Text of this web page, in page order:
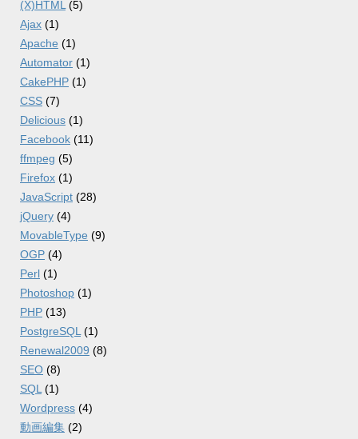
(X)HTML (5)
Ajax (1)
Apache (1)
Automator (1)
CakePHP (1)
CSS (7)
Delicious (1)
Facebook (11)
ffmpeg (5)
Firefox (1)
JavaScript (28)
jQuery (4)
MovableType (9)
OGP (4)
Perl (1)
Photoshop (1)
PHP (13)
PostgreSQL (1)
Renewal2009 (8)
SEO (8)
SQL (1)
Wordpress (4)
動画編集 (2)